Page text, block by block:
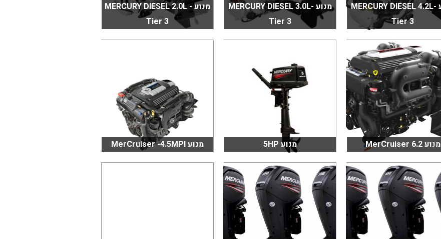
מנוע MERCURY DIESEL 4.2L-
Tier 3
מנוע MERCURY DIESEL 3.0L-
Tier 3
מנוע MERCURY DIESEL 2.0L -
Tier 3
מנוע MerCruiser 6.2 מנוע 5HP מנוע MerCruiser -4.5MPI